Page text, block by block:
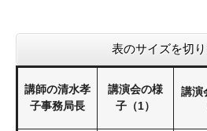
表のサイズを切
講師の清水孝
子事務局長
講演会の様
子（1）
講演